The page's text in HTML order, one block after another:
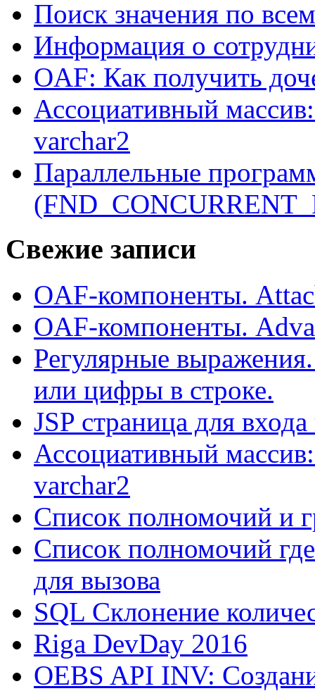
Поиск значения по
Информация о
OAF: Как получить
Ассоциативный
varchar2
Параллельные
Свежие записи
OAF-компоненты.
OAF-компоненты.
Регулярные
или цифры в строке.
JSP страница для
Ассоциативный
varchar2
Список полномочий и
Список полномочий
для вызова
SQL Склонение
Riga DevDay 2016
OEBS API INV: